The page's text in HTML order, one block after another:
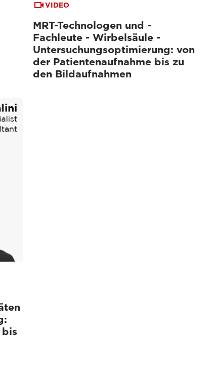
VIDEO
MRT-Technologen und -
Fachleute - Wirbelsäule -
Untersuchungsoptimierung: von
der Patientenaufnahme bis zu
den Bildaufnahmen
bis